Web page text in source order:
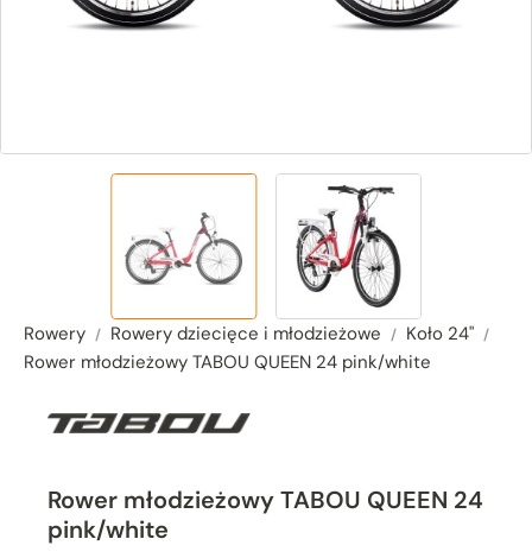
Rowery Rowery dziecięce i młodzieżowe
Koło 24"
Rower młodzieżowy TABOU QUEEN 24 pink/white
Rower młodzieżowy TABOU QUEEN 24
pink/white